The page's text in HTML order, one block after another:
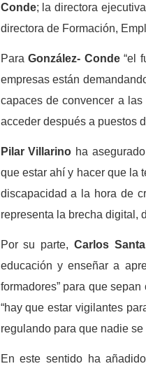
Conde; la directora
directora de Formación,
Para González- Conde“el
empresas están
capaces de convencer a
acceder después a puestos
Pilar Villarino ha
que estar ahí y hacer que la
discapacidad a la hora de
representa la brecha digital,
Por su parte,Carlos
educación y enseñar a
formadores” para que
“hay que estar vigilantes
regulando para que nadie se
En este sentido ha